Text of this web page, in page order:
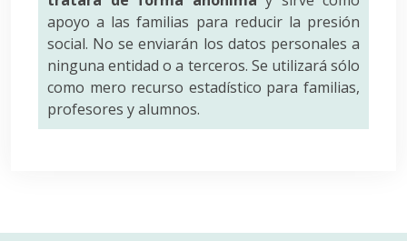
apoyo a las familias para reducir la presión
social. No se enviarán los datos personales a
ninguna entidad o a terceros. Se utilizará sólo
como mero recurso estadístico para familias,
profesores y alumnos.